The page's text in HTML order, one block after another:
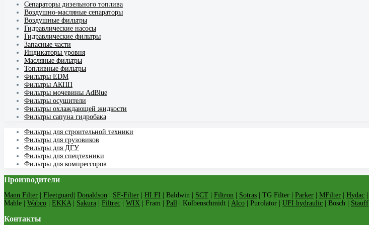
Cепараторы дизельного топлива
Воздушно-масляные сепараторы
Воздушные фильтры
Гидравлические насосы
Гидравлические фильтры
Запасные части
Индикаторы уровня
Масляные фильтры
Топливные фильтры
Фильтры EDM
Фильтры АКПП
Фильтры мочевины AdBlue
Фильтры осушители
Фильтры охлаждающей жидкости
Фильтры сапуна гидробака
Фильтры для строительной техники
Фильтры для грузовиков
Фильтры для ДГУ
Фильтры для спецтехники
Фильтры для компрессоров
Производители
Mann Filter Fleetguard Donaldson SF-Filter HI FI | Baldwin | SCT Filtron Sotras | TG Filter | Parker MFilter Hydac
Mahle | Wabco EKKA| Sakura Filtrec WIX | Fram | Pall | Kolbenschmidt | Alco | Purolator | UFI hydraulic | Bosch | Stauff
Контакты